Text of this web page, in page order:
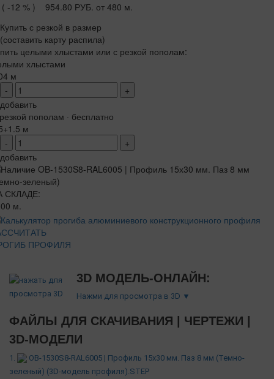
( -12 % )
954.80 РУБ. от 480 м.
Купить с резкой в размер
(составить карту распила)
целыми хлыстами или с резкой пополам:
хлыстами
м
-
+
добавить
пополам · бесплатно
м
-
+
добавить
СКЛАДЕ:
м.
ПРОФИЛЯ
3D МОДЕЛЬ-ОНЛАЙН:
Нажми для просмотра в 3D ▼
ФАЙЛЫ ДЛЯ СКАЧИВАНИЯ | ЧЕРТЕЖИ |
3D-МОДЕЛИ
1.
OB-1530S8-RAL6005 | Профиль 15х30 мм. Паз 8 мм (Темно-
зеленый) (3D-модель профиля).STEP